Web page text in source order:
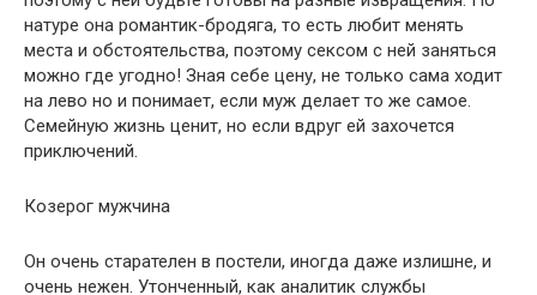
натуре она романтик-бродяга, то есть любит менять
места и обстоятельства, поэтому сексом с ней заняться
можно где угодно! Зная себе цену, не только сама ходит
на лево но и понимает, если муж делает то же самое.
Семейную жизнь ценит, но если вдруг ей захочется
приключений.
Козерог мужчина
Он очень старателен в постели, иногда даже излишне, и
очень нежен. Утонченный, как аналитик службы